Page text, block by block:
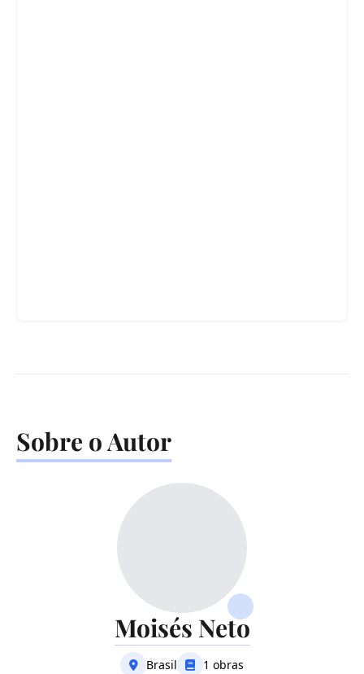
Sobre o Autor
Moisés Neto
Brasil 1 obras